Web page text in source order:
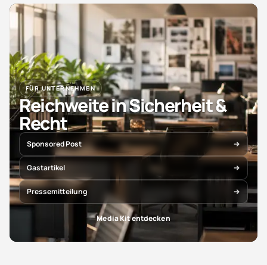
FÜR UNTERNEHMEN
Reichweite in Sicherheit &
Recht
Sponsored Post
Gastartikel
Pressemitteilung
Media Kit entdecken